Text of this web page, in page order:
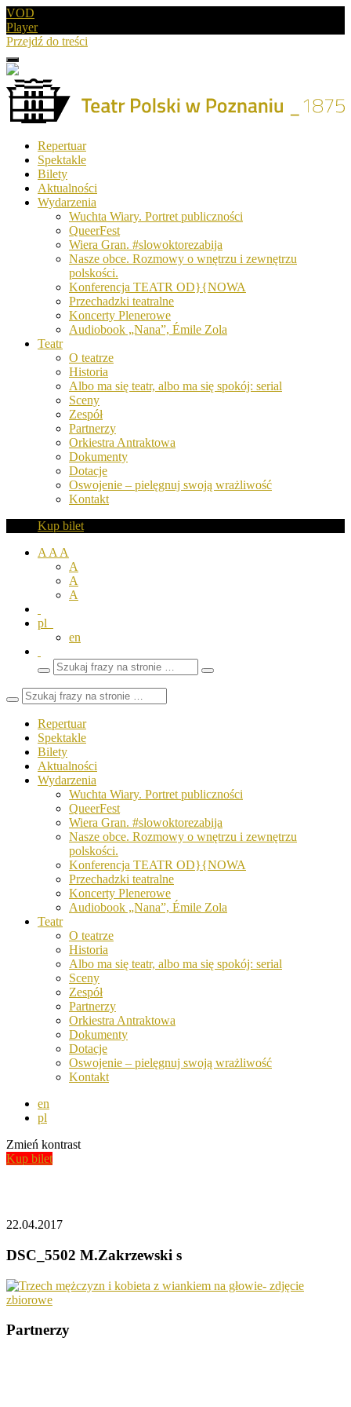
VOD
Player
Przejdź do treści
Menu
Drugie
logo
Teatr
Polski
Poznaniu
Repertuar
Spektakle
Bilety
Aktualności
Wydarzenia
Wuchta Wiary. Portret publiczności
QueerFest
Wiera Gran. #slowoktorezabija
Nasze obce. Rozmowy o wnętrzu i zewnętrzu
polskości.
Konferencja TEATR OD}{NOWA
Przechadzki teatralne
Koncerty Plenerowe
Audiobook „Nana”, Émile Zola
Teatr
O teatrze
Historia
Albo ma się teatr, albo ma się spokój: serial
Sceny
Zespół
Partnerzy
Orkiestra Antraktowa
Dokumenty
Dotacje
Oswojenie – pielęgnuj swoją wrażliwość
Kontakt
Kup bilet
A A A
A
A
A
pl
en
Wyszukaj
frazy
Zamknij
Repertuar
Spektakle
Bilety
Aktualności
Wydarzenia
Wuchta Wiary. Portret publiczności
QueerFest
Wiera Gran. #slowoktorezabija
Nasze obce. Rozmowy o wnętrzu i zewnętrzu
polskości.
Konferencja TEATR OD}{NOWA
Przechadzki teatralne
Koncerty Plenerowe
Audiobook „Nana”, Émile Zola
Teatr
O teatrze
Historia
Albo ma się teatr, albo ma się spokój: serial
Sceny
Zespół
Partnerzy
Orkiestra Antraktowa
Dokumenty
Dotacje
Oswojenie – pielęgnuj swoją wrażliwość
Kontakt
en
pl
Zmień kontrast
Kup bilet
22.04.2017
DSC_5502 M.Zakrzewski s
Partnerzy